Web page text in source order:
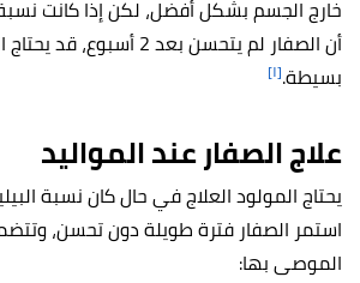
خارج الجسم بشكل أفضل، لكن إذا كانت نسبة
أن الصفار لم يتحسن بعد 2
بسيطة.[١]
علاج الصفار عند المواليد
يحتاج المولود العلاج في حال كان نسبة
استمر الصفار فترة طويلة دون تحسن،
الموصى بها: